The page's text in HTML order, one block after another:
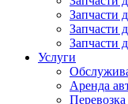
Запчасти
Запчасти
Запчасти
Услуги
Аренда